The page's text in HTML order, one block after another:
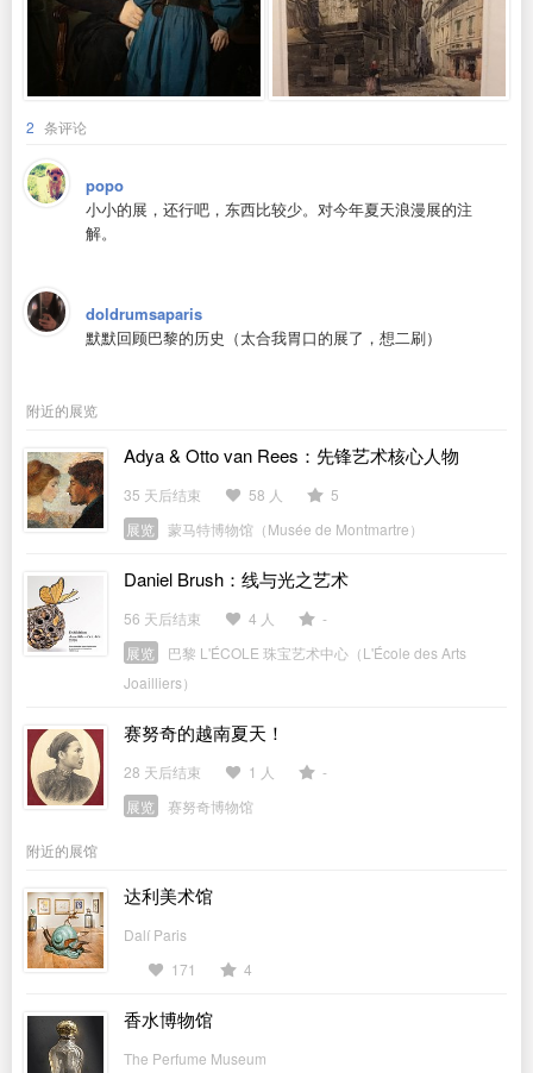
2 条评论
popo
小小的展，还行吧，东西比较少。对今年夏天浪漫展的注
解。
doldrumsaparis
默默回顾巴黎的历史（太合我胃口的展了，想二刷）
附近的展览
Adya & Otto van Rees：先锋艺术核心人物
35 天后结束 58 人
5
展览
蒙马特博物馆（Musée de Montmartre）
Daniel Brush：线与光之艺术
56 天后结束 4 人
-
展览
巴黎 L'ÉCOLE 珠宝艺术中心（L'École des Arts
Joailliers）
赛努奇的越南夏天！
28 天后结束 1 人
-
展览
赛努奇博物馆
附近的展馆
达利美术馆
Dalí Paris
171
4
香水博物馆
The Perfume Museum